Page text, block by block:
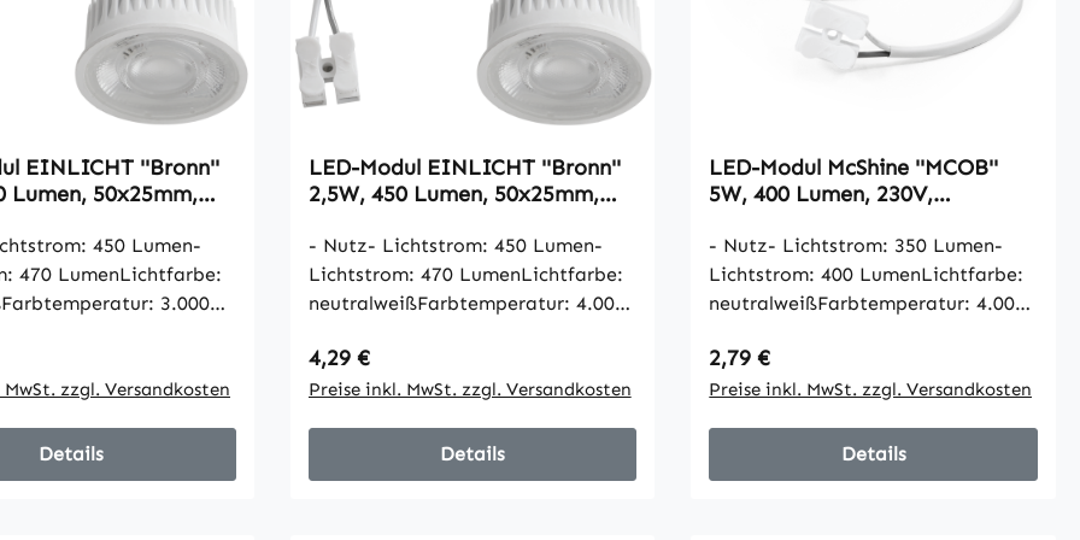
EINLICHT ''Bronn''
Lumen, 50x25mm,
450 Lumen-
470 LumenLichtfarbe:
3.000
im Ein-
WattSpannung: 220-
ALebensdauer:
Off:
zzgl. Versandkosten
Details
LED-Modul EINLICHT ''Bronn''
2,5W, 450 Lumen, 50x25mm,
- Nutz- Lichtstrom: 450 Lumen-
Lichtstrom: 470 LumenLichtfarbe:
neutralweißFarbtemperatur: 4.000
GradLeistungsaufnahme im Ein-
Zustand: 2,5 WattSpannung: 220-
EU2015/2019: ALebensdauer:
25.000 StundenOn/Off:
Regulärer Preis:
4,29 €
Preise inkl. MwSt. zzgl. Versandkosten
Details
LED-Modul McShine ''MCOB''
5W, 400 Lumen, 230V,
- Nutz- Lichtstrom: 350 Lumen-
Lichtstrom: 400 LumenLichtfarbe:
neutralweißFarbtemperatur: 4.000
GradLeistungsaufnahme im Ein-
Zustand: 5,0 WattSpannung: 220-
EU2015/2019: FLebensdauer:
20.000 StundenOn/Off:
Regulärer Preis:
2,79 €
Preise inkl. MwSt. zzgl. Versandkosten
Details